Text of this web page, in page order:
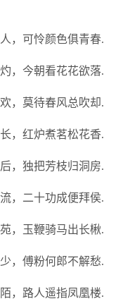
，可怜颜色俱青春.
，今朝看花花欲落.
，莫待春风总吹却.
，红炉煮茗松花香.
，独把芳枝归洞房.
，二十功成便拜侯.
，玉鞭骑马出长楸.
，傅粉何郎不解愁.
，路人遥指凤凰楼.